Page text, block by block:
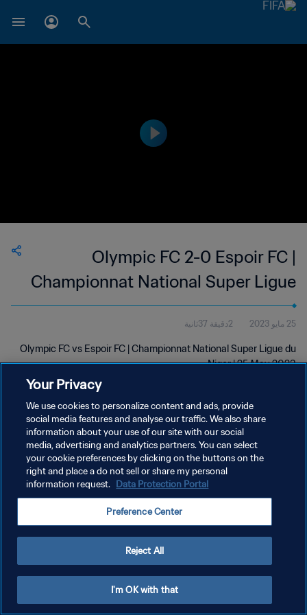
Olympic FC 2-0 Espoir FC |
Championnat National Super Ligue
du Niger | 25 May 2023
25 مايو 2023 2دقيقة 37ثانية
Olympic FC vs Espoir FC | Championnat National Super Ligue du
Niger | 25 May 2023
سياسة الخصوصية
إدارة تفضيلات ملفات تعريف الارتباط
Your Privacy
We use cookies to personalize content and ads, provide
social media features and analyse our traffic. We also share
information about your use of our site with our social
media, advertising and analytics partners. You can select
your cookie preferences by clicking on the buttons on the
right and place a do not sell or share my personal
information request. Data Protection Portal
Preference Center
Reject All
I'm OK with that